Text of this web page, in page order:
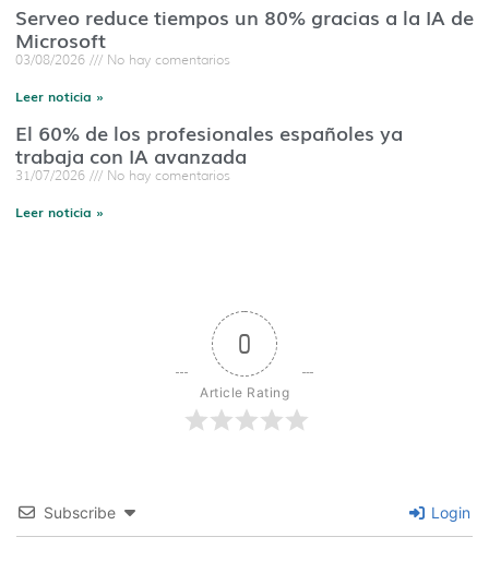
Serveo reduce tiempos un 80% gracias a la IA de
Microsoft
03/08/2026 No hay comentarios
Leer noticia »
El 60% de los profesionales españoles ya
trabaja con IA avanzada
31/07/2026 No hay comentarios
Leer noticia »
0
Article Rating
Subscribe Login